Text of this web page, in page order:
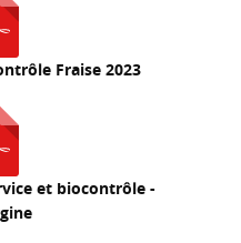
Fraise 2023
et biocontrôle -